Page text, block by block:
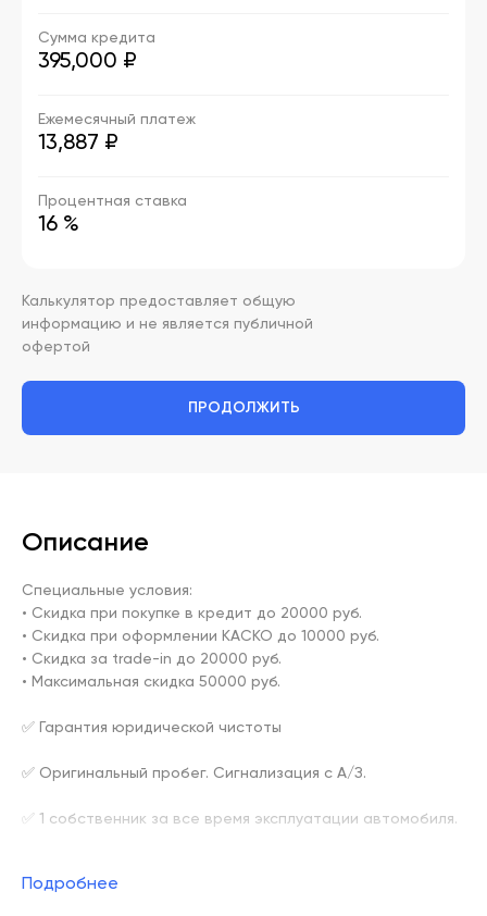
Сумма кредита
395,000 ₽
Ежемесячный платеж
13,887 ₽
Процентная ставка
16 %
Калькулятор предоставляет общую
информацию и не является публичной
офертой
ПРОДОЛЖИТЬ
Описание
Специальные условия:
• Скидка при покупке в кредит до 20000 руб.
• Скидка при оформлении КАСКО до 10000 руб.
• Скидка за trade-in до 20000 руб.
• Максимальная скидка 50000 руб.
✅ Гарантия юридической чистоты
✅ Оригинальный пробег. Сигнализация с А/З.
✅ 1 собственник за все время эксплуатации автомобиля.
подъёмник.
Подробнее